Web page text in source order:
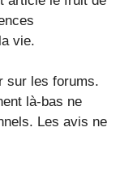
vie.
sur les forums.
là-bas ne
Les avis ne